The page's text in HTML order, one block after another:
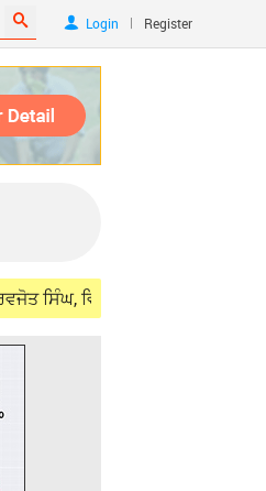
Login | Register
ਮੰਤਰੀ ਜੈਸ਼ੰਕਰ ਨਾਲ ਮੁਲਾਕਾਤ